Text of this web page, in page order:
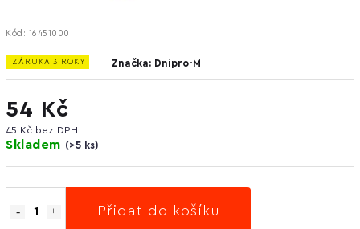
Kód: 16451000
ZÁRUKA 3 ROKY Značka: Dnipro-M
54 Kč
45 Kč bez DPH
Skladem (>5 ks)
Přidat do košíku